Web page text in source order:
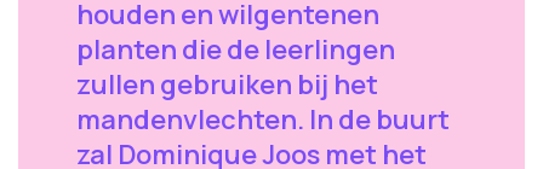
houden en wilgentenen
planten die de leerlingen
zullen gebruiken bij het
mandenvlechten. In de buurt
zal Dominique Joos met het